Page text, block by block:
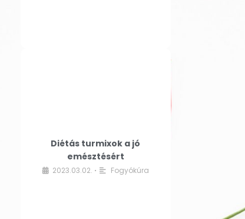
Diétás turmixok a jó
emésztésért
2023.03.02. • Fogyókúra